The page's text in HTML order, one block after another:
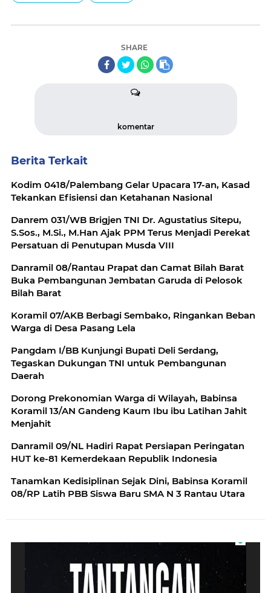
SHARE
komentar
Berita Terkait
Kodim 0418/Palembang Gelar Upacara 17-an, Kasad
Tekankan Efisiensi dan Ketahanan Nasional
Danrem 031/WB Brigjen TNI Dr. Agustatius Sitepu,
S.Sos., M.Si., M.Han Ajak PPM Terus Menjadi Perekat
Persatuan di Penutupan Musda VIII
Danramil 08/Rantau Prapat dan Camat Bilah Barat
Buka Pembangunan Jembatan Garuda di Pelosok
Bilah Barat
Koramil 07/AKB Berbagi Sembako, Ringankan Beban
Warga di Desa Pasang Lela
Pangdam I/BB Kunjungi Bupati Deli Serdang,
Tegaskan Dukungan TNI untuk Pembangunan
Daerah
Dorong Prekonomian Warga di Wilayah, Babinsa
Koramil 13/AN Gandeng Kaum Ibu ibu Latihan Jahit
Menjahit
Danramil 09/NL Hadiri Rapat Persiapan Peringatan
HUT ke-81 Kemerdekaan Republik Indonesia
Tanamkan Kedisiplinan Sejak Dini, Babinsa Koramil
08/RP Latih PBB Siswa Baru SMA N 3 Rantau Utara